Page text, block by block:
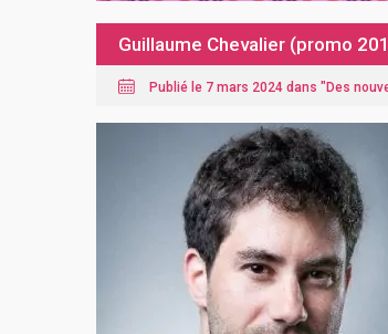
Guillaume Chevalier (promo
Publié le 7 mars 2024 dans "Des